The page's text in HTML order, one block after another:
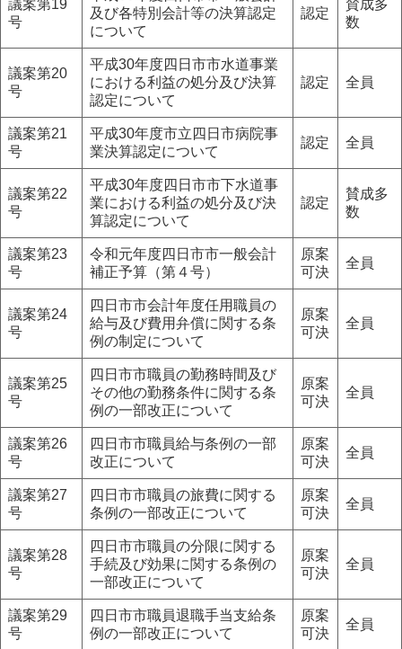
議案第19
号
及び各特別会計等の決算認定
について
認定
賛成多
数
議案第20
号
平成30年度四日市市水道事業
における利益の処分及び決算
認定について
認定 全員
議案第21
号
平成30年度市立四日市病院事
業決算認定について
認定 全員
議案第22
号
平成30年度四日市市下水道事
業における利益の処分及び決
算認定について
認定
賛成多
数
議案第23
号
令和元年度四日市市一般会計
補正予算（第４号）
原案
可決
全員
議案第24
号
四日市市会計年度任用職員の
給与及び費用弁償に関する条
例の制定について
原案
可決
全員
議案第25
号
四日市市職員の勤務時間及び
その他の勤務条件に関する条
例の一部改正について
原案
可決
全員
議案第26
号
四日市市職員給与条例の一部
改正について
原案
可決
全員
議案第27
号
四日市市職員の旅費に関する
条例の一部改正について
原案
可決
全員
議案第28
号
四日市市職員の分限に関する
手続及び効果に関する条例の
一部改正について
原案
可決
全員
議案第29
号
四日市市職員退職手当支給条
例の一部改正について
原案
可決
全員